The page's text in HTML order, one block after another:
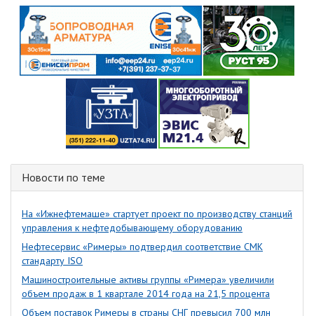
Новости по теме
На «Ижнефтемаше» стартует проект по производству станций
управления к нефтедобывающему оборудованию
Нефтесервис «Римеры» подтвердил соответствие СМК
стандарту ISO
Машиностроительные активы группы «Римера» увеличили
объем продаж в 1 квартале 2014 года на 21,5 процента
Объем поставок Римеры в страны СНГ превысил 700 млн